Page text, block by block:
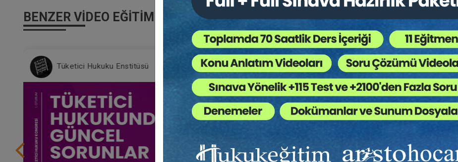
BENZER VIDEO EĞITIMLER
Tüketici Hukuku Enstitüsü Tüketici Hukuku Enstitüsü